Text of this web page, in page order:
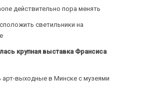
действительно пора менять
светильники на
крупная выставка Франсиса
арт-выходные в Минске с музеями